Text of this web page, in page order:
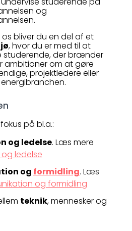
og
bliver du en del af et
, hvor du er med til at
studerende, der brænder
ambitioner om at gøre
projektledere eller
på bl.a.:
og ledelse. Læs mere
ledelse
og formidling. Læs
og formidling
teknik, mennesker og